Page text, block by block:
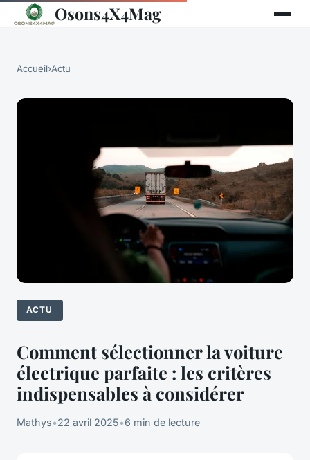
Osons4X4Mag
Accueil›Actu
ACTU
Comment sélectionner la voiture
électrique parfaite : les critères
indispensables à considérer
Mathys•22 avril 2025•6 min de lecture